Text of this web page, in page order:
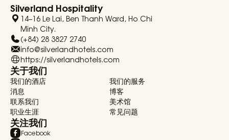
Silverland Hospitality
14–16 Le Lai, Ben Thanh Ward, Ho Chi
Minh City.
(+84) 28 3827 2740
info@silverlandhotels.com
https://silverlandhotels.com
关于我们
我们的酒店
我们的服务
消息
博客
联系我们
美术馆
职业生涯
常见问题
关注我们
Facebook